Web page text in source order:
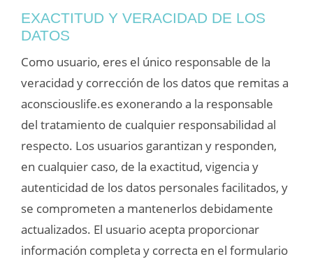
EXACTITUD Y VERACIDAD DE LOS
DATOS
Como usuario, eres el único responsable de la
veracidad y corrección de los datos que remitas a
aconsciouslife.es exonerando a la responsable
del tratamiento de cualquier responsabilidad al
respecto. Los usuarios garantizan y responden,
en cualquier caso, de la exactitud, vigencia y
autenticidad de los datos personales facilitados, y
se comprometen a mantenerlos debidamente
actualizados. El usuario acepta proporcionar
información completa y correcta en el formulario